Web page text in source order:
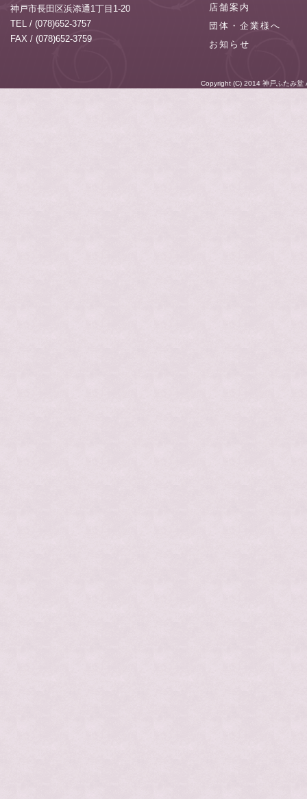
神戸市長田区浜添通1丁目1-20
TEL / (078)652-3757
FAX / (078)652-3759
店舗案内
団体・企業様へ
お知らせ
Copyright (C) 2014神戸ふたみ堂